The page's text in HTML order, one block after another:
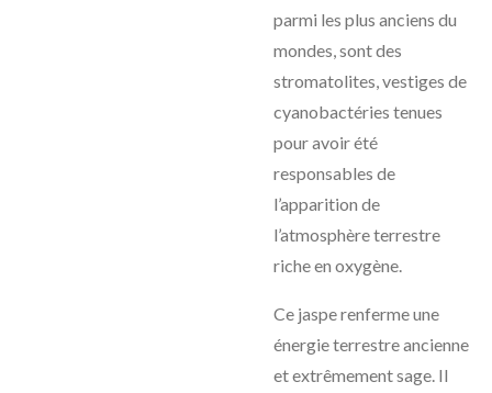
parmi les plus anciens du
mondes, sont des
stromatolites, vestiges de
cyanobactéries tenues
pour avoir été
responsables de
l’apparition de
l’atmosphère terrestre
riche en oxygène.
Ce jaspe renferme une
énergie terrestre ancienne
et extrêmement sage. Il